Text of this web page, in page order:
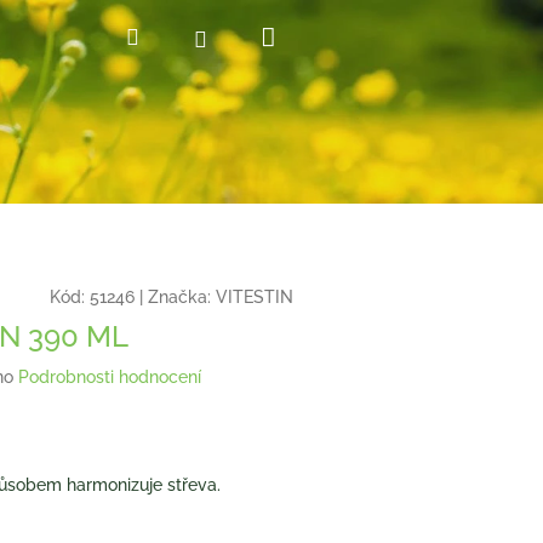
HledatPřihlášení
košík
Kód: 51246 Značka: VITESTIN
390 ML
Podrobnosti hodnocení
harmonizuje střeva.